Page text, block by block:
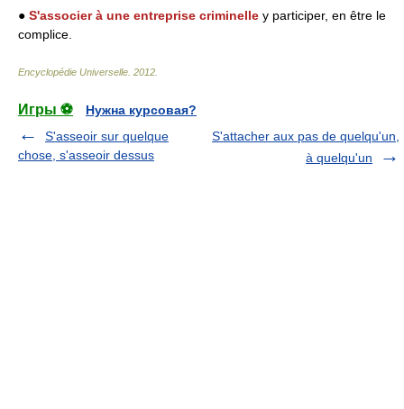
● S'associer à une entreprise criminelle y participer, en être le
complice.
Encyclopédie Universelle 2012
Игры ⚽
Нужна курсовая?
S'asseoir sur quelque
chose, s'asseoir dessus
S'attacher aux pas de quelqu'un,
à quelqu'un